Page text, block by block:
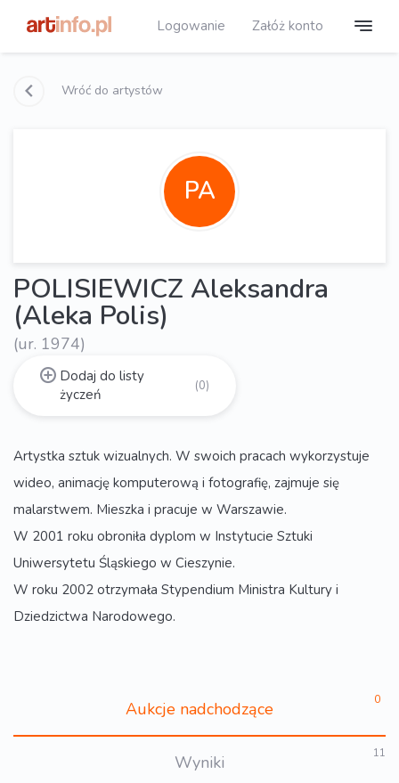
Logowanie Załóż konto
Wróć do artystów
PA
POLISIEWICZ Aleksandra
(Aleka Polis)
(ur. 1974)
Dodaj do listy
życzeń
(0)
Artystka sztuk wizualnych. W swoich pracach wykorzystuje
wideo, animację komputerową i fotografię, zajmuje się
malarstwem. Mieszka i pracuje w Warszawie.
W 2001 roku obroniła dyplom w Instytucie Sztuki
Uniwersytetu Śląskiego w Cieszynie.
W roku 2002 otrzymała Stypendium Ministra Kultury i
Dziedzictwa Narodowego.
Aukcje nadchodzące 0
Wyniki 11